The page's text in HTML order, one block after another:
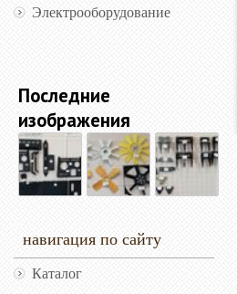
Электрооборудование
Последние
изображения
навигация по сайту
Каталог